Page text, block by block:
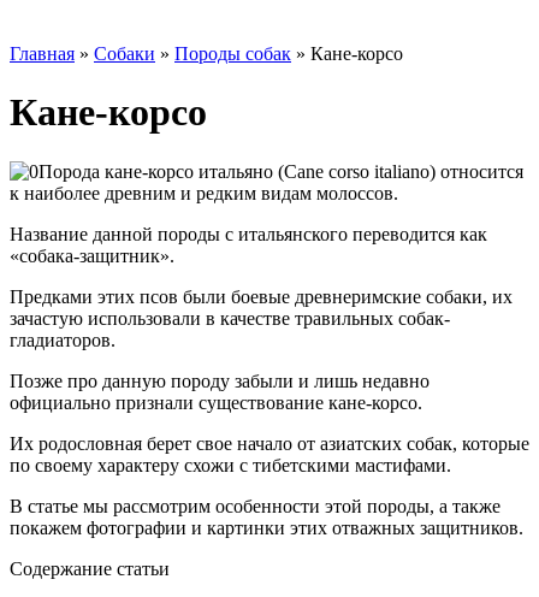
Главная » Собаки » Породы собак » Кане-корсо
Кане-корсо
Порода кане-корсо итальяно (Саnе соrsо itаliаnо) относится
к наиболее древним и редким видам молоссов.
Название данной породы с итальянского переводится как
«собака-защитник».
Предками этих псов были боевые древнеримские собаки, их
зачастую использовали в качестве травильных собак-
гладиаторов.
Позже про данную породу забыли и лишь недавно
официально признали существование кане-корсо.
Их родословная берет свое начало от азиатских собак, которые
по своему характеру схожи с тибетскими мастифами.
В статье мы рассмотрим особенности этой породы, а также
покажем фотографии и картинки этих отважных защитников.
Содержание статьи